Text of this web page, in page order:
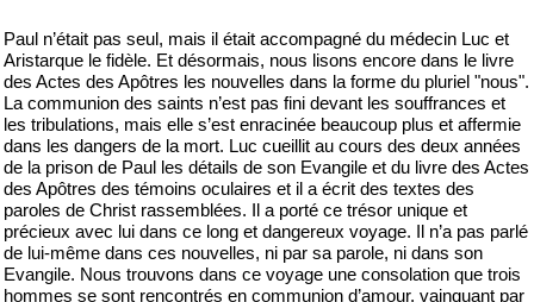
Paul n’était pas seul, mais il était accompagné du médecin Luc et
Aristarque le fidèle. Et désormais, nous lisons encore dans le livre
des Actes des Apôtres les nouvelles dans la forme du pluriel "nous".
La communion des saints n’est pas fini devant les souffrances et
les tribulations, mais elle s’est enracinée beaucoup plus et affermie
dans les dangers de la mort. Luc cueillit au cours des deux années
de la prison de Paul les détails de son Evangile et du livre des Actes
des Apôtres des témoins oculaires et il a écrit des textes des
paroles de Christ rassemblées. Il a porté ce trésor unique et
précieux avec lui dans ce long et dangereux voyage. Il n’a pas parlé
de lui-même dans ces nouvelles, ni par sa parole, ni dans son
Evangile. Nous trouvons dans ce voyage une consolation que trois
hommes se sont rencontrés en communion d’amour, vainquant par